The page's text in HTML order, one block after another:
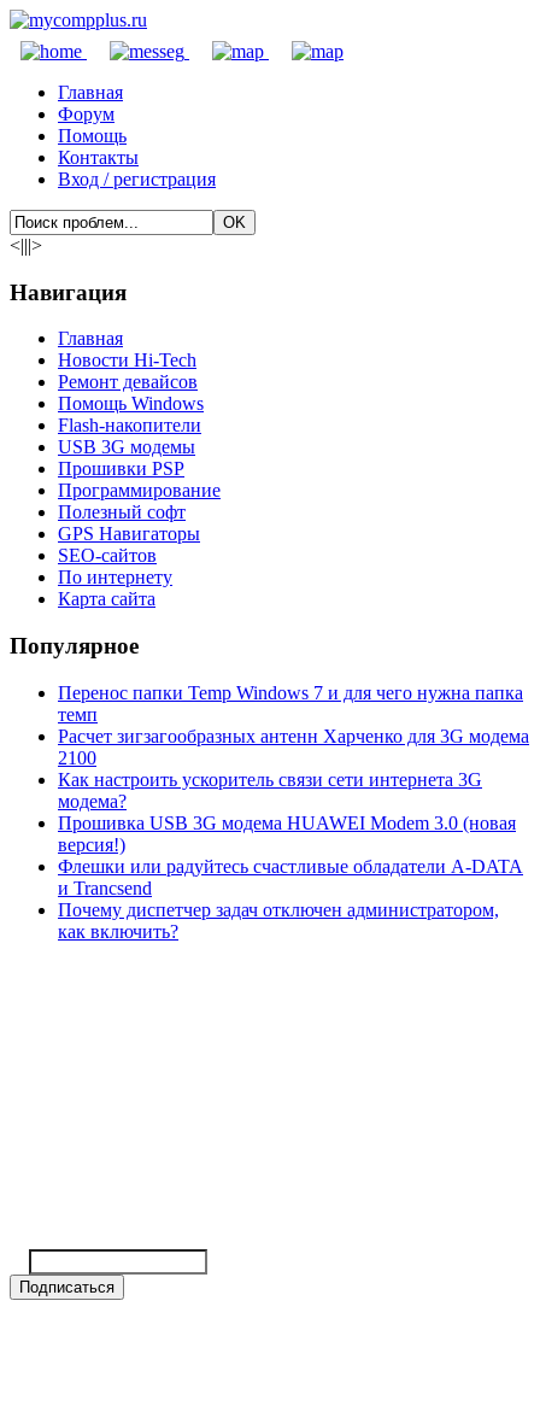
Главная
Форум
Помощь
Контакты
Вход / регистрация
<|||>
Навигация
Главная
Новости Hi-Tech
Ремонт девайсов
Помощь Windows
Flash-накопители
USB 3G модемы
Прошивки PSP
Программирование
Полезный софт
GPS Навигаторы
SEO-сайтов
По интернету
Карта сайта
Популярное
Перенос папки Temp Windows 7 и для чего нужна папка
темп
Расчет зигзагообразных антенн Харченко для 3G модема
2100
Как настроить ускоритель связи сети интернета 3G
модема?
Прошивка USB 3G модема HUAWEI Modem 3.0 (новая
версия!)
Флешки или радуйтесь счастливые обладатели A-DATA
и Trancsend
Почему диспетчер задач отключен администратором,
как включить?